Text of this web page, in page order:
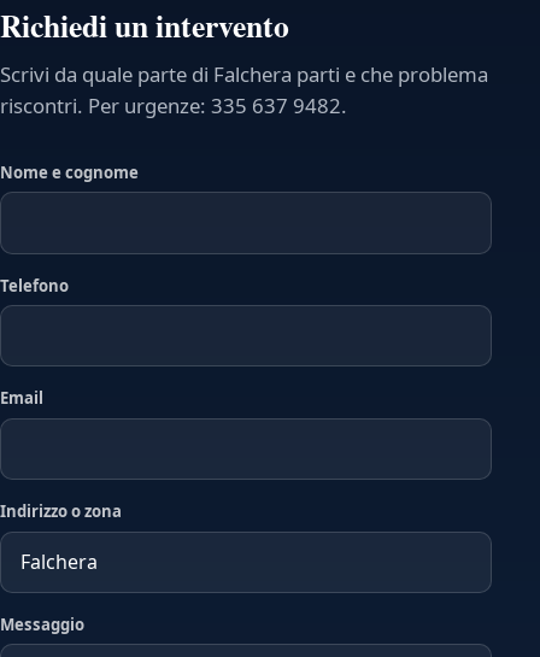
Richiedi un intervento
Scrivi da quale parte di Falchera parti e che problema
riscontri. Per urgenze: 335 637 9482.
Nome e cognome
Telefono
Email
Indirizzo o zona
Messaggio